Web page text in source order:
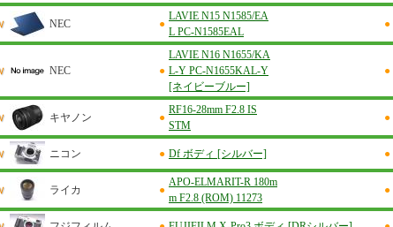
NEC ●
LAVIE N15 N1585/EA
L PC-N1585EAL
●
NEC ●
LAVIE N16 N1655/KA
L-Y PC-N1655KAL-Y
[ネイビーブルー]
●
キヤノン ●
RF16-28mm F2.8 IS
STM
●
ニコン ● Df ボディ [シルバー] ●
ライカ ●
APO-ELMARIT-R 180m
m F2.8 (ROM) 11273
●